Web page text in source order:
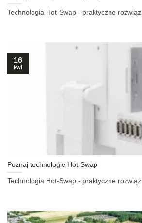
Technologia Hot-Swap - praktyczne
Poznaj technologie Hot-Swap
Technologia Hot-Swap - praktyczne
16
kwi